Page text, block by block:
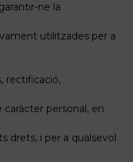
ne la
utilitzades per a
rectificació,
personal, en
drets, i per a qualsevol